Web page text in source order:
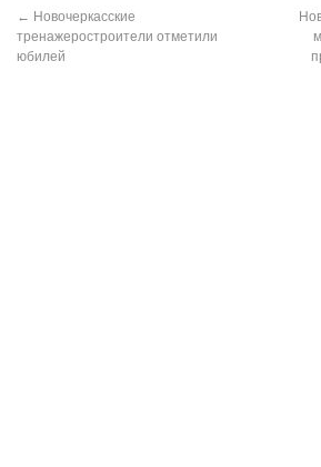
← Новочеркасские
тренажеростроители отметили
юбилей